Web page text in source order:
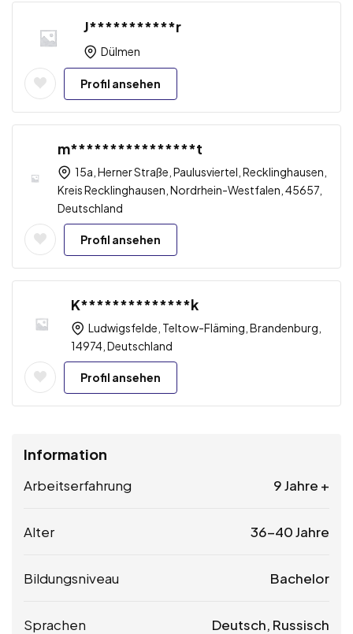
J***********r
Dülmen
Profil ansehen
m****************t
15a, Herner Straße, Paulusviertel, Recklinghausen,
Kreis Recklinghausen, Nordrhein-Westfalen, 45657,
Deutschland
Profil ansehen
K**************k
Ludwigsfelde, Teltow-Fläming, Brandenburg,
14974, Deutschland
Profil ansehen
Information
Arbeitserfahrung 9 Jahre +
Alter 36-40 Jahre
Bildungsniveau Bachelor
Sprachen Deutsch, Russisch